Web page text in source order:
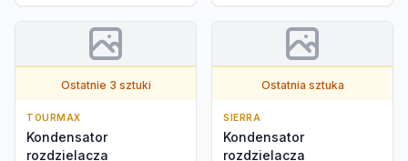
Ostatnie 3 sztuki
TOURMAX
Kondensator
rozdzielacza
Ostatnia sztuka
SIERRA
Kondensator
rozdzielacza